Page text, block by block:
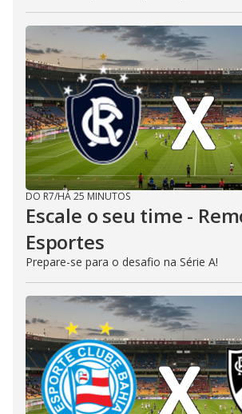
DO R7/HÁ 25 MINUTOS
Escale o seu time -
Esportes
Prepare-se para o desafio na Série A!